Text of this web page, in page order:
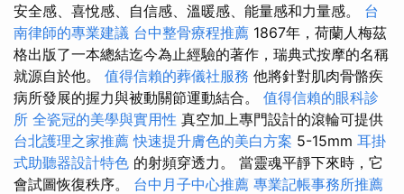
安全感、喜悅感、自信感、溫暖感、能量感和力量感。 台
南律師的專業建議 台中整骨療程推薦 1867年，荷蘭人梅茲
格出版了一本總結迄今為止經驗的著作，瑞典式按摩的名稱
就源自於他。 值得信賴的葬儀社服務 他將針對肌肉骨骼疾
病所發展的握力與被動關節運動結合。 值得信賴的眼科診
所 全瓷冠的美學與實用性 真空加上專門設計的滾輪可提供
台北護理之家推薦 快速提升膚色的美白方案 5-15mm 耳掛
式助聽器設計特色 的射頻穿透力。 當靈魂平靜下來時，它
會試圖恢復秩序。 台中月子中心推薦 專業記帳事務所推薦